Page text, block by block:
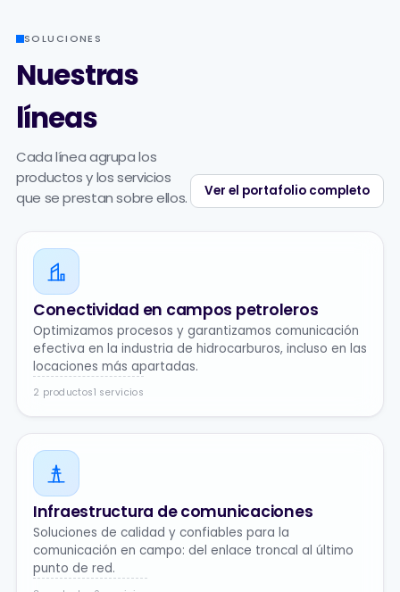
SOLUCIONES
Nuestras
líneas
Cada línea agrupa los
productos y los servicios
que se prestan sobre ellos.
Ver el portafolio completo
Conectividad en campos petroleros
Optimizamos procesos y garantizamos comunicación
efectiva en la industria de hidrocarburos, incluso en las
locaciones más apartadas.
2 productos1 servicios
Infraestructura de comunicaciones
Soluciones de calidad y confiables para la
comunicación en campo: del enlace troncal al último
punto de red.